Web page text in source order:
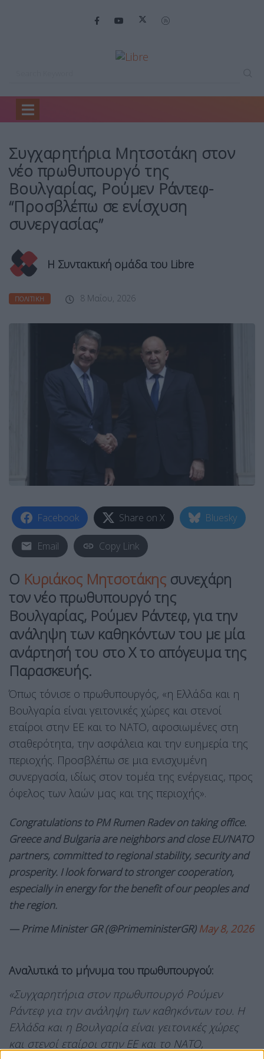
Home
Συγχαρητήρια Μητσοτάκη στον
νέο πρωθυπουργό της
Βουλγαρίας, Ρούμεν Ράντεφ-
“Προσβλέπω σε ενίσχυση
συνεργασίας”
Η Συντακτική ομάδα του Libre
ΠΟΛΙΤΙΚΉ 8 Μαΐου, 2026
Facebook Share on X Bluesky
Email Copy Link
Ο Κυριάκος Μητσοτάκης συνεχάρη
τον νέο πρωθυπουργό της
Βουλγαρίας, Ρούμεν Ράντεφ, για την
ανάληψη των καθηκόντων του με μία
ανάρτησή του στο Χ το απόγευμα της
Παρασκευής.
Όπως τόνισε ο πρωθυπουργός, «η Ελλάδα και η
Βουλγαρία είναι γειτονικές χώρες και στενοί
εταίροι στην ΕΕ και το ΝΑΤΟ, αφοσιωμένες στη
σταθερότητα, την ασφάλεια και την ευημερία της
περιοχής. Προσβλέπω σε μια ενισχυμένη
συνεργασία, ιδίως στον τομέα της ενέργειας, προς
όφελος των λαών μας και της περιοχής».
Congratulations to PΜ Rumen Radev on taking office.
Greece and Bulgaria are neighbors and close EU/NATO
partners, committed to regional stability, security and
prosperity. I look forward to stronger cooperation,
especially in energy for the benefit of our peoples and
the region.
— Prime Minister GR (@PrimeministerGR) May 8, 2026
Αναλυτικά το μήνυμα του πρωθυπουργού:
«Συγχαρητήρια στον πρωθυπουργό Ρούμεν
Ράντεφ για την ανάληψη των καθηκόντων του. Η
Ελλάδα και η Βουλγαρία είναι γειτονικές χώρες
και στενοί εταίροι στην ΕΕ και το ΝΑΤΟ,